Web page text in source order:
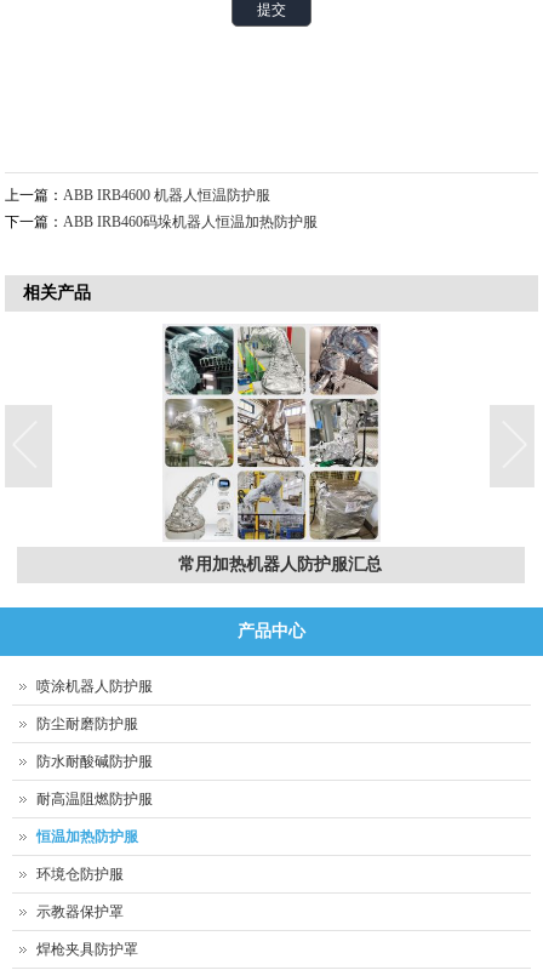
上一篇：ABB IRB4600 机器人恒温防护服
下一篇：ABB IRB460码垛机器人恒温加热防护服
相关产品
常用加热机器人防护服汇总
产品中心
喷涂机器人防护服
防尘耐磨防护服
防水耐酸碱防护服
耐高温阻燃防护服
恒温加热防护服
环境仓防护服
示教器保护罩
焊枪夹具防护罩